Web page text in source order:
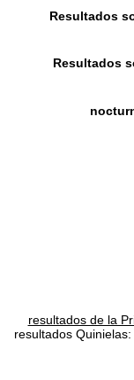
Resultados
Resultados
resultados de la
resultados